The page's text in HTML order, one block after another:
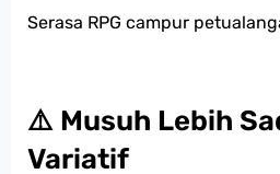
Serasa RPG campur
⚠️ Musuh Lebih
Variatif